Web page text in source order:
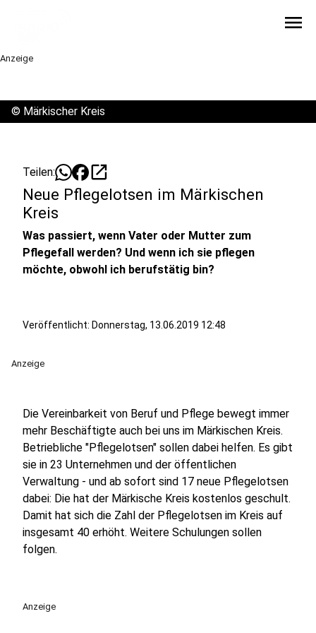
menu
Anzeige
© Märkischer Kreis
Teilen: open_in_new
Neue Pflegelotsen im Märkischen
Kreis
Was passiert, wenn Vater oder Mutter zum
Pflegefall werden? Und wenn ich sie pflegen
möchte, obwohl ich berufstätig bin?
Veröffentlicht: Donnerstag, 13.06.2019 12:48
Anzeige
Die Vereinbarkeit von Beruf und Pflege bewegt immer
mehr Beschäftigte auch bei uns im Märkischen Kreis.
Betriebliche "Pflegelotsen" sollen dabei helfen. Es gibt
sie in 23 Unternehmen und der öffentlichen
Verwaltung - und ab sofort sind 17 neue Pflegelotsen
dabei: Die hat der Märkische Kreis kostenlos geschult.
Damit hat sich die Zahl der Pflegelotsen im Kreis auf
insgesamt 40 erhöht. Weitere Schulungen sollen
folgen.
Anzeige